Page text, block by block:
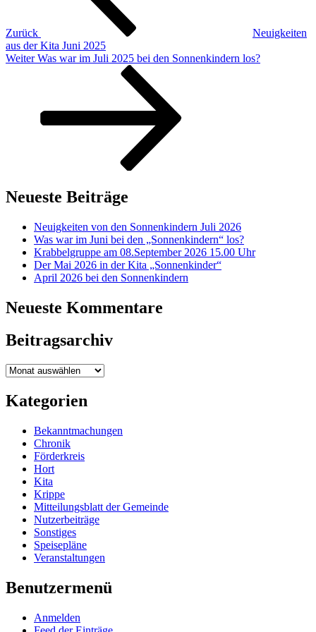
Zurück
Neuigkeiten
aus der Kita Juni 2025
Nächster
Weiter Was war im Juli 2025 bei den Sonnenkindern los?
Neueste Beiträge
Neuigkeiten von den Sonnenkindern Juli 2026
Was war im Juni bei den „Sonnenkindern“ los?
Krabbelgruppe am 08.September 2026 15.00 Uhr
Der Mai 2026 in der Kita „Sonnenkinder“
April 2026 bei den Sonnenkindern
Neueste Kommentare
Beitragsarchiv
Beitragsarchiv
Kategorien
Bekanntmachungen
Chronik
Förderkreis
Hort
Kita
Krippe
Mitteilungsblatt der Gemeinde
Nutzerbeiträge
Sonstiges
Speisepläne
Veranstaltungen
Benutzermenü
Anmelden